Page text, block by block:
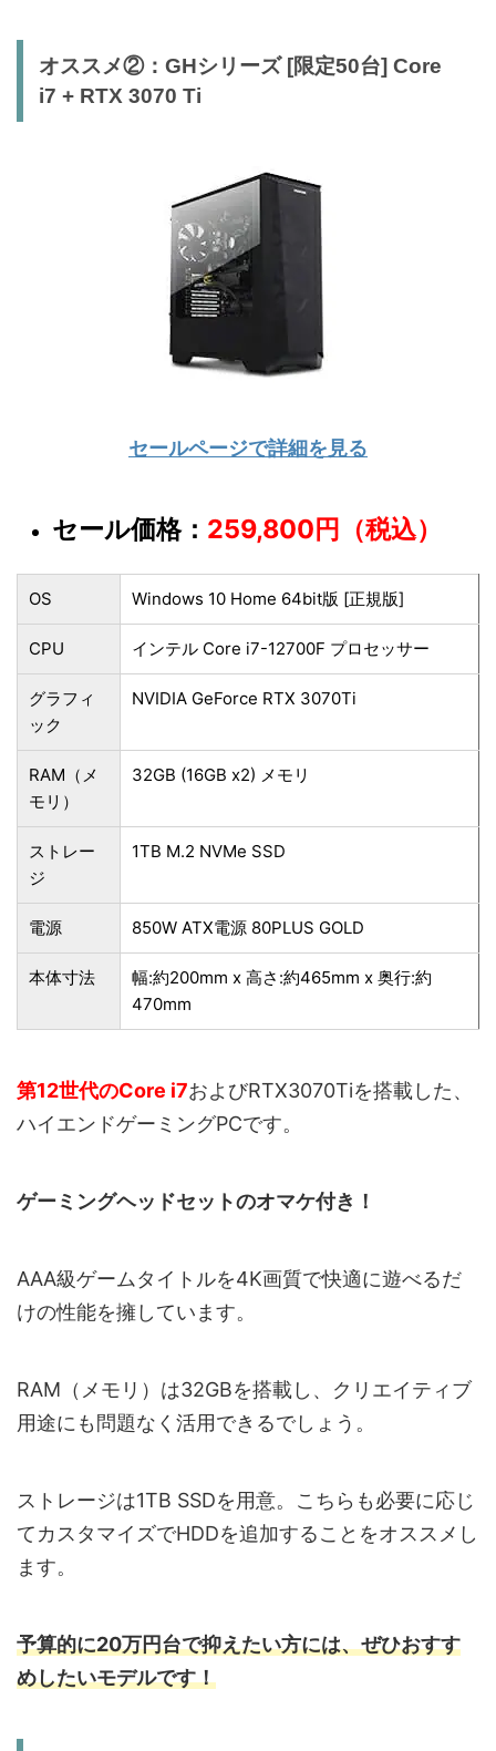
オススメ②：GHシリーズ [限定50台] Core
i7 + RTX 3070 Ti
セールページで詳細を見る
セール価格： 259,800円（税込）
OS Windows 10 Home 64bit版 [正規版]
CPU インテル Core i7-12700F プロセッサー
グラフィ
ック
NVIDIA GeForce RTX 3070Ti
RAM（メ
モリ）
32GB (16GB x2) メモリ
ストレー
ジ
1TB M.2 NVMe SSD
電源 850W ATX電源 80PLUS GOLD
本体寸法
幅:約200mm x 高さ:約465mm x 奥行:約
470mm
第12世代のCore i7およびRTX3070Tiを搭載した、
ハイエンドゲーミングPCです。
ゲーミングヘッドセットのオマケ付き！
AAA級ゲームタイトルを4K画質で快適に遊べるだ
けの性能を擁しています。
RAM（メモリ）は32GBを搭載し、クリエイティブ
用途にも問題なく活用できるでしょう。
ストレージは1TB SSDを用意。こちらも必要に応じ
てカスタマイズでHDDを追加することをオススメし
ます。
予算的に20万円台で抑えたい方には、ぜひおすす
めしたいモデルです！